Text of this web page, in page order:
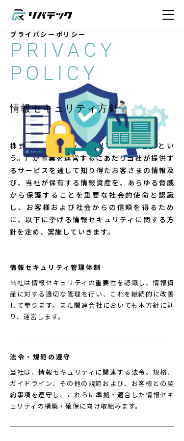
プライバシーポリシー
PRIVACY
POLICY
情報セキュリティ方針
株式会社リバテック（以下、「当社」とい
う。）が事業を運営するにあたり当社が提供す
るサービスを通して知り得たお客さまの情報及
び、当社が保有する情報資産を、あらゆる脅威
から保護することを重要な社会的使命と認識
し、お客様および社会からの信頼を得るため
に、以下に挙げる情報セキュリティに関する方
針を定め、実施していきます。
情報セキュリティ管理体制
当社は情報セキュリティの重要性を認識し、情報資
産に対する適切な管理を行い、これを継続的に改善
して参ります。また関連会社においても本方針に則
り、運営します。
法令・規範の遵守
当社は、情報セキュリティに関連する法令、規格、
ガイドライン、その他の規範および、お客様との契
約事項を遵守し、これらに準拠・適合した情報セキ
ュリティの構築・確保に向け取組みます。